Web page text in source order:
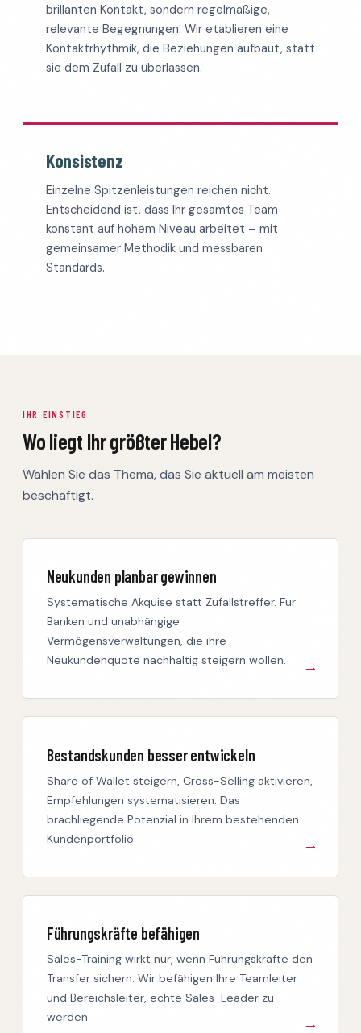
brillanten Kontakt, sondern regelmäßige,
relevante Begegnungen. Wir etablieren eine
Kontaktrhythmik, die Beziehungen aufbaut, statt
sie dem Zufall zu überlassen.
Konsistenz
Einzelne Spitzenleistungen reichen nicht.
Entscheidend ist, dass Ihr gesamtes Team
konstant auf hohem Niveau arbeitet – mit
gemeinsamer Methodik und messbaren
Standards.
IHR EINSTIEG
Wo liegt Ihr größter Hebel?
Wählen Sie das Thema, das Sie aktuell am meisten
beschäftigt.
Neukunden planbar gewinnen
Systematische Akquise statt Zufallstreffer. Für
Banken und unabhängige
Vermögensverwaltungen, die ihre
Neukundenquote nachhaltig steigern wollen.
Bestandskunden besser entwickeln
Share of Wallet steigern, Cross-Selling aktivieren,
Empfehlungen systematisieren. Das
brachliegende Potenzial in Ihrem bestehenden
Kundenportfolio.
Führungskräfte befähigen
Sales-Training wirkt nur, wenn Führungskräfte den
Transfer sichern. Wir befähigen Ihre Teamleiter
und Bereichsleiter, echte Sales-Leader zu
werden.